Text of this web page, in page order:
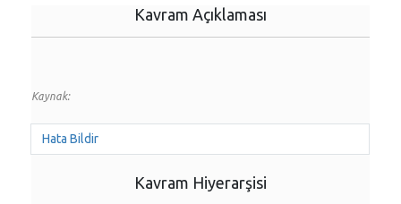
Kavram Açıklaması
Kaynak:
Hata Bildir
Kavram Hiyerarşisi